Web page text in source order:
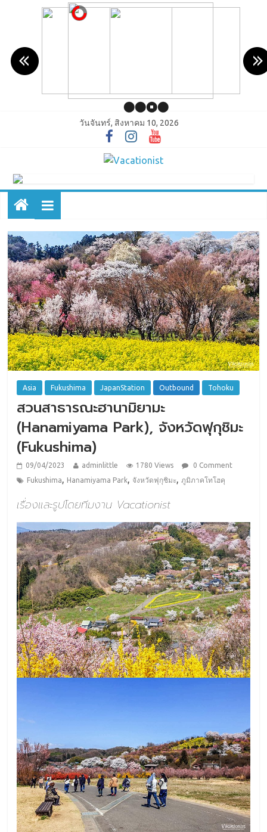
วันจันทร์, สิงหาคม 10, 2026
Asia Fukushima JapanStation Outbound Tohoku
สวนสาธารณะฮานามิยามะ
(Hanamiyama Park), จังหวัดฟุกุชิมะ
(Fukushima)
09/04/2023 adminlittle 1780 Views
0 Comment
Fukushima, Hanamiyama Park, จังหวัดฟุกุชิมะ,ภูมิภาคโทโฮคุ
เรื่องและรูปโดยทีมงาน Vacationist